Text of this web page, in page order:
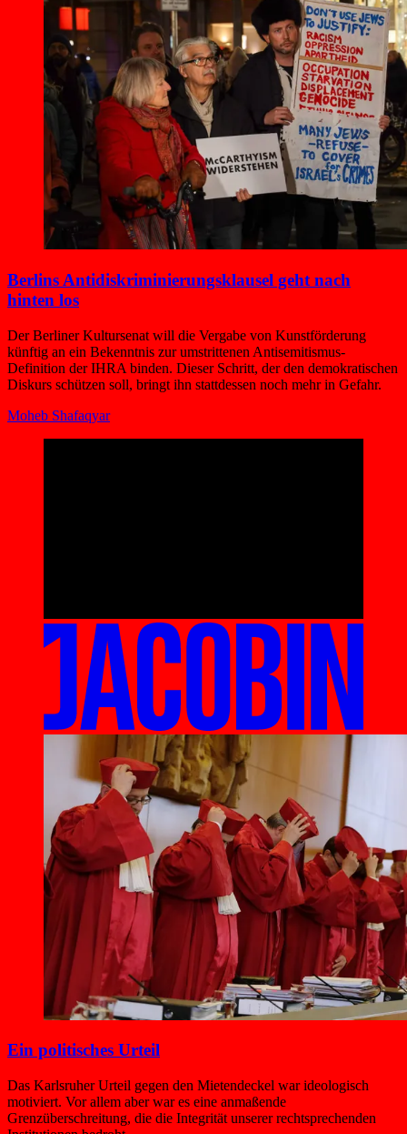
Berlins Antidiskri­minierungsklausel geht nach
hinten los
Der Berliner Kultursenat will die Vergabe von Kunstförderung
künftig an ein Bekenntnis zur umstrittenen Antisemitismus-
Definition der IHRA binden. Dieser Schritt, der den demokratischen
Diskurs schützen soll, bringt ihn stattdessen noch mehr in Gefahr.
Moheb Shafaqyar
Ein politisches Urteil
Das Karlsruher Urteil gegen den Mietendeckel war ideologisch
motiviert. Vor allem aber war es eine anmaßende
Grenzüberschreitung, die die Integrität unserer rechtsprechenden